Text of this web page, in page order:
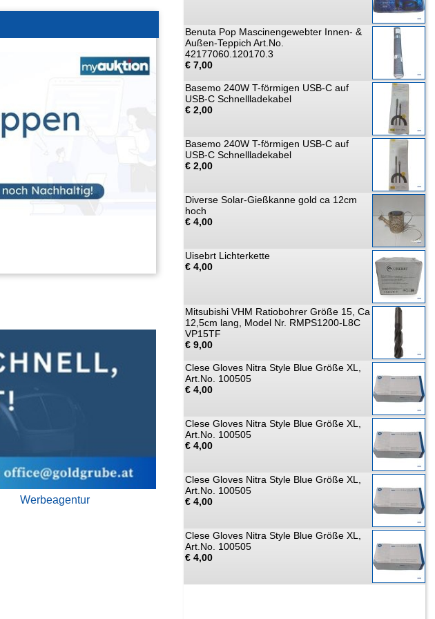
Benuta Pop Mascinengewebter Innen- &
Außen-Teppich Art.No.
42177060.120170.3
€ 7,00
Basemo 240W T-förmigen USB-C auf
USB-C Schnellladekabel
€ 2,00
Basemo 240W T-förmigen USB-C auf
USB-C Schnellladekabel
€ 2,00
Diverse Solar-Gießkanne gold ca 12cm
hoch
€ 4,00
Uisebrt Lichterkette
€ 4,00
Mitsubishi VHM Ratiobohrer Größe 15, Ca
12,5cm lang, Model Nr. RMPS1200-L8C
VP15TF
€ 9,00
Clese Gloves Nitra Style Blue Größe XL,
Art.No. 100505
€ 4,00
Clese Gloves Nitra Style Blue Größe XL,
Art.No. 100505
€ 4,00
Clese Gloves Nitra Style Blue Größe XL,
Art.No. 100505
€ 4,00
Clese Gloves Nitra Style Blue Größe XL,
Art.No. 100505
€ 4,00
Werbeagentur